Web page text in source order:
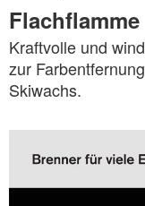
Flachflamme
Kraftvolle und
zur
Skiwachs.